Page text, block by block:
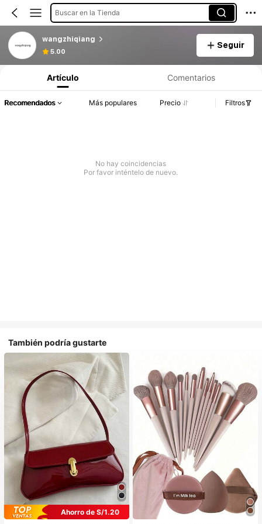
Buscar en la Tienda
wangzhiqiang
5.00
Seguir
Artículo Comentarios
Recomendados Más populares Precio Filtros
No hay coincidencias
Por favor inténtelo de nuevo.
También podría gustarte
Ahorro de S/1.20